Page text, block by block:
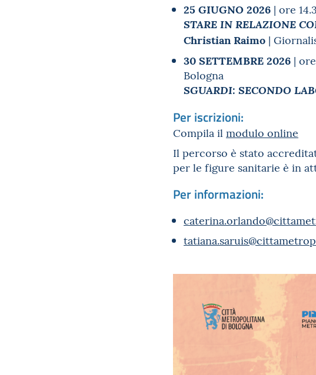
25 GIUGNO 2026 | ore
STARE IN RELAZIONE
Christian Raimo |
30 SETTEMBRE 2026 |
Bologna
SGUARDI: SECONDO
Per iscrizioni:
Compila il modulo online
Il percorso è stato
per le figure sanitarie è in
Per informazioni: